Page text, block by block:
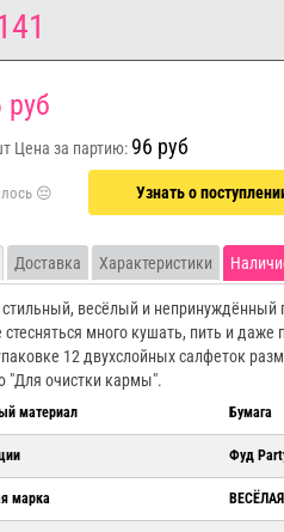
руб
Цена за партию: 96 руб
Узнать о
Доставка Характеристики
стильный, весёлый и непринуждённый
много кушать, пить и даже
12 двухслойных салфеток
"Для очистки кармы".
материал Бумага
Фуд
марка